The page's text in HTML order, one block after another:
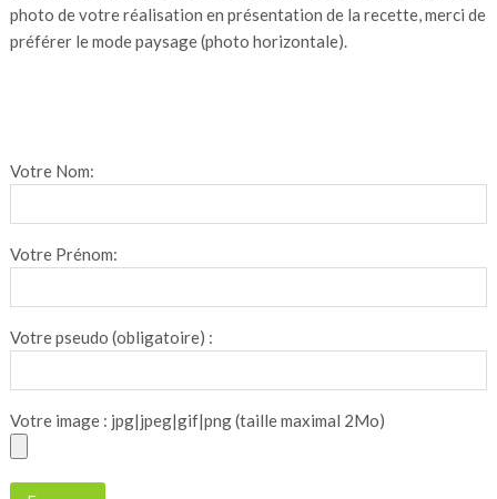
photo de votre réalisation en présentation de la recette, merci de
préférer le mode paysage (photo horizontale).
Votre Nom:
Votre Prénom:
Votre pseudo (obligatoire) :
Votre image : jpg|jpeg|gif|png (taille maximal 2Mo)